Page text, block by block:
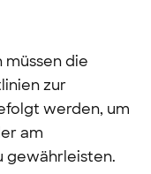
die
zur
werden, um
am
gewährleisten.